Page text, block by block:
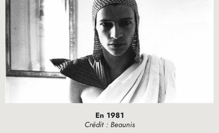
En 1981
Crédit : Beaunis